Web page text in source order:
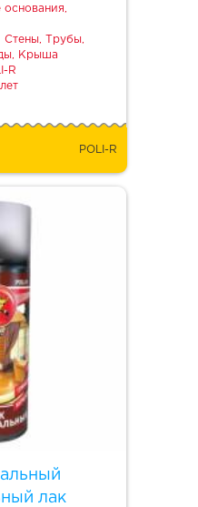
Стены, Трубы,
Крыша
R
POLI-R
лак